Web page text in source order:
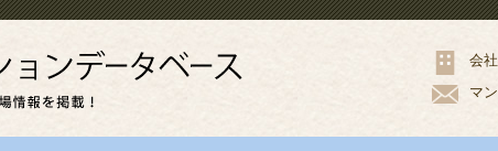
会
マ